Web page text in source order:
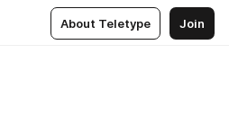
About Teletype Join